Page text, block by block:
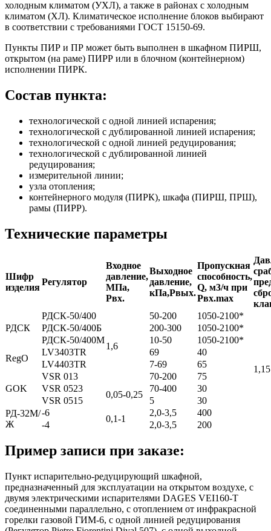
холодным климатом (УХЛ), а также в районах с холодным
климатом (ХЛ). Климатическое исполнение блоков выбирают
в соответствии с требованиями ГОСТ 15150-69.
Пункты ПИР и ПР может быть выполнен в шкафном ПИРШ,
открытом (на раме) ПИРР или в блочном (контейнерном)
исполнении ПИРК.
Состав пункта:
технологической с одной линией испарения;
технологической с дублированной линией испарения;
технологической с одной линией редуцирования;
технологической с дублированной линией
редуцирования;
измерительной линии;
узла отопления;
контейнерного модуля (ПИРК), шкафа (ПИРШ, ПРШ),
рамы (ПИРР).
Технические параметры
Шифр
изделия
Регулятор
Входное
давление,
МПа,
Рвх.
Выходное
давление,
кПа,Рвых.
Пропускная
способность,
Q, м3/ч при
Рвх.max
РДСК
РДСК-50/400
1,6
50-200 1050-2100*
РДСК-50/400Б 200-300
1050-2100*
РДСК-50/400М
10-50
1050-2100*
RegO
LV3403TR 69
40
LV4403TR
7-69 65
GOK
VSR 013 70-200
75
VSR 0523
0,05-0,25
70-400
30
VSR 0515
5
30
РД-32М/
Ж
-6
0,1-1
2,0-3,5
400
-4
2,0-3,5 200
Пример записи при заказе:
Пункт испарительно-редуцирующий шкафной,
предназначенный для эксплуатации на открытом воздухе, с
двумя электрическими испарителями DAGES VEI160-T
соединенными параллельно, с отоплением от инфракрасной
горелки газовой ГИМ-6, с одной линией редуцирования